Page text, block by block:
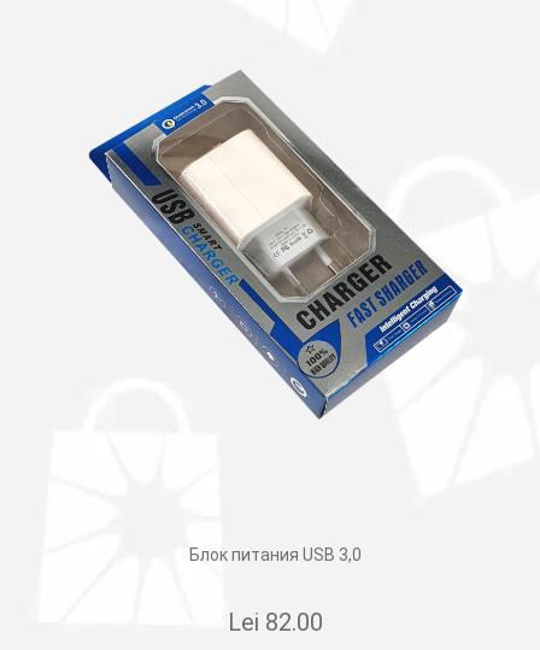
Блок питания USB 3,0
Lei 82.00